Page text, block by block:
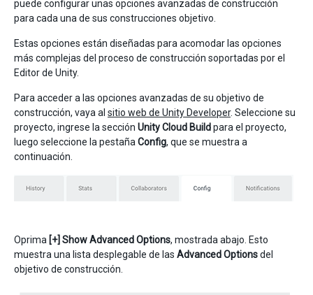
puede configurar unas opciones avanzadas de construcción
para cada una de sus construcciones objetivo.
Estas opciones están diseñadas para acomodar las opciones
más complejas del proceso de construcción soportadas por el
Editor de Unity.
Para acceder a las opciones avanzadas de su objetivo de
construcción, vaya al sitio web de Unity Developer. Seleccione su
proyecto, ingrese la sección Unity Cloud Buildpara el proyecto,
luego seleccione la pestaña Config, que se muestra a
continuación.
Oprima [+] Show Advanced Options, mostrada abajo. Esto
muestra una lista desplegable de las Advanced Optionsdel
objetivo de construcción.